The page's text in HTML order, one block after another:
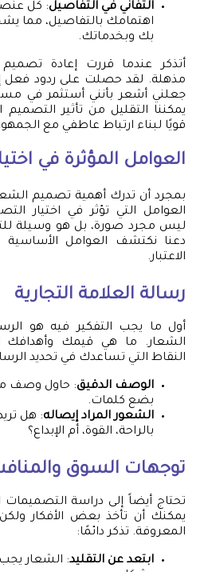
التفاني في التفاصيل: كل
اهتمامك بالتفاصيل، مما
بك وبخدماتك.
أتذكر عندما قررت إعادة
مذهلة. لقد حصلت على ردود فعل
جعلني أشعر بأنني أستثمر في
يمكننا التقليل من تأثير
قويًا لبناء ارتباط عاطفي مع
العوامل المؤثرة في
بمجرد أن تدرك أهمية تصميم
العوامل التي تؤثر في اختيار
ليس مجرد صورة، بل هو وسيلة
دعنا نكتشف العوامل الأساسية
الاعتبار.
رسالة العلامة التجارية
أول ما يجب التفكير فيه هو
الشعار. ما هي قيمك وأهدافك
النقاط التي تساعدك في تحديد
الوصف الدقيق: حاول وصف
بضع كلمات.
الشعور المراد إيصاله: هل
بالراحة، القوة، أم الإبداع؟
توجهات السوق
تحتاج أيضاً إلى دراسة
يمكنك أن تأخذ بعض الأفكار
المعروفة. تذكر دائمًا:
ابتعد عن التقليد: الشعار يجب